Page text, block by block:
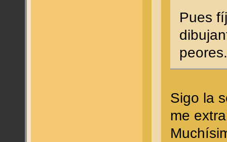
Pues
Sigo la
me